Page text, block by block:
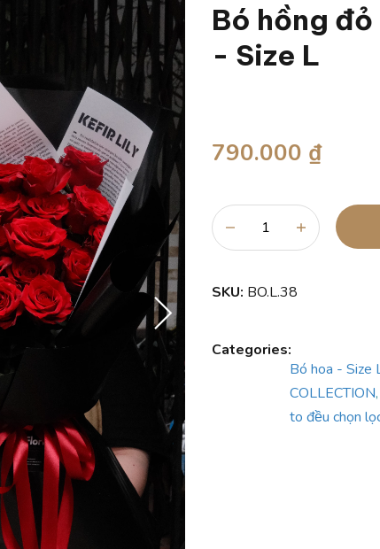
Bó hồng
- Size L
790.000 ₫
SKU: BO.L.38
Categories:
Bó hoa - Size
COLLECTION,
to đều chọn